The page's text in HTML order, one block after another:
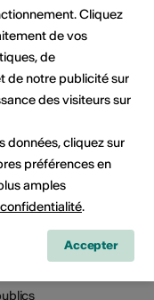
Cliquez
de vos
de
de notre publicité sur
des visiteurs sur
données, cliquez sur
préférences en
amples
.
Accepter